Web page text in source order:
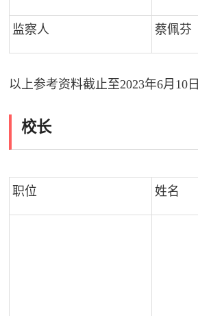
监察人 蔡佩芬
以上参考资料截止至2023年6月10日
校长
职位 姓名